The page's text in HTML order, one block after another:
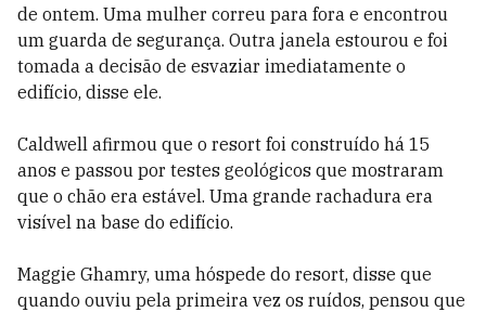
de ontem. Uma mulher correu para fora e encontrou
um guarda de segurança. Outra janela estourou e foi
tomada a decisão de esvaziar imediatamente o
edifício, disse ele.
Caldwell afirmou que o resort foi construído há 15
anos e passou por testes geológicos que mostraram
que o chão era estável. Uma grande rachadura era
visível na base do edifício.
Maggie Ghamry, uma hóspede do resort, disse que
quando ouviu pela primeira vez os ruídos, pensou que